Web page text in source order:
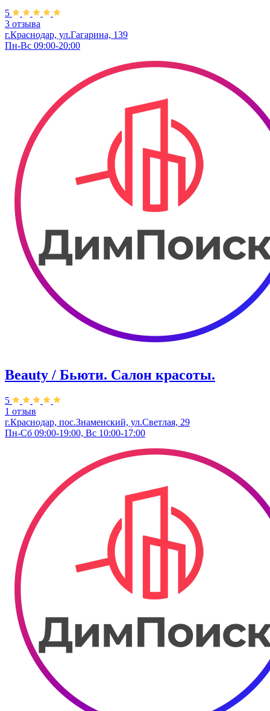
5
3 отзыва
г.Краснодар, ул.Гагарина, 139
Пн-Вс 09:00-20:00
Beauty / Бьюти. Салон красоты.
5
1 отзыв
г.Краснодар, пос.Знаменский, ул.Светлая, 29
Пн-Сб 09:00-19:00, Вс 10:00-17:00